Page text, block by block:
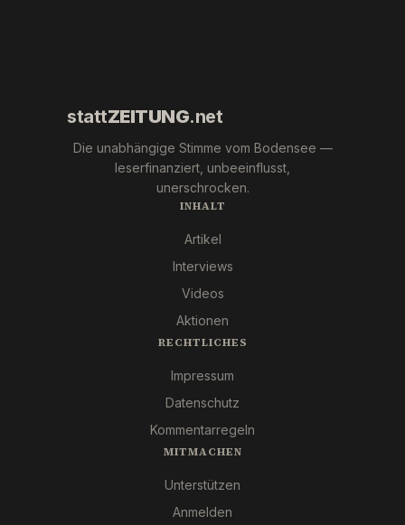
stattZEITUNG.net
Die unabhängige Stimme vom Bodensee —
leserfinanziert, unbeeinflusst,
unerschrocken.
INHALT
Artikel
Interviews
Videos
Aktionen
RECHTLICHES
Impressum
Datenschutz
Kommentarregeln
MITMACHEN
Unterstützen
Anmelden